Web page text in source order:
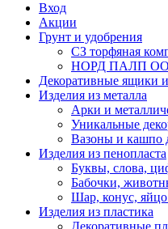
Вход
Акции
Грунт и удобрения
СЗ торфяная
НОРД ПАЛП
Декоративные ящики
Изделия из металла
Арки и
Уникальные
Вазоны и кашпо
Изделия из пенопласта
Буквы, слова,
Бабочки,
Шар, конус, яйцо
Изделия из пластика
Декоративные